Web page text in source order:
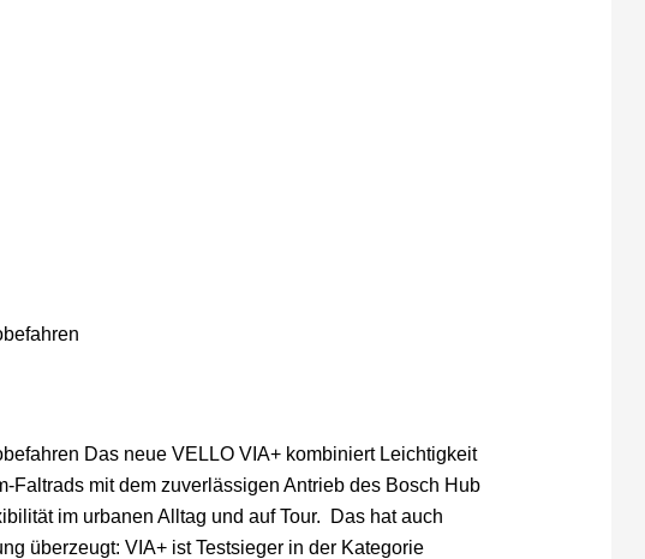
Das neue VELLO VIA+ kombiniert Leichtigkeit
Faltrads mit dem zuverlässigen Antrieb des Bosch Hub
im urbanen Alltag und auf Tour. ​ Das hat auch
überzeugt: VIA+ ist Testsieger in der Kategorie